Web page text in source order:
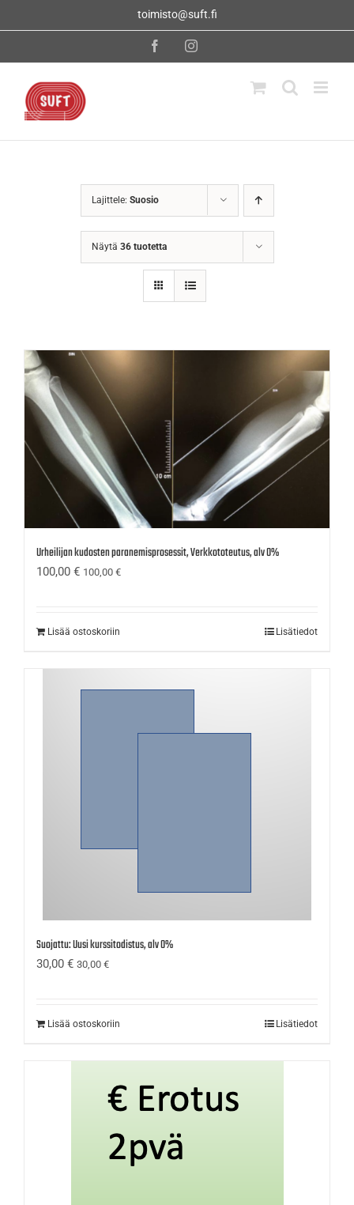
toimisto@suft.fi
FacebookInstagram
Lajittele: Suosio
Näytä 36 tuotetta
Urheilijan kudosten paranemisprosessit, Verkkototeutus, alv 0%
100,00 € 100,00 €
Lisää ostoskoriin Lisätiedot
Suojattu: Uusi kurssitodistus, alv 0%
30,00 € 30,00 €
Lisää ostoskoriin Lisätiedot